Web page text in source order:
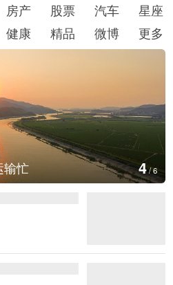
房产 股票 汽车
星座
健康 精品 微博 更多
：立秋临近石榴红 5/6